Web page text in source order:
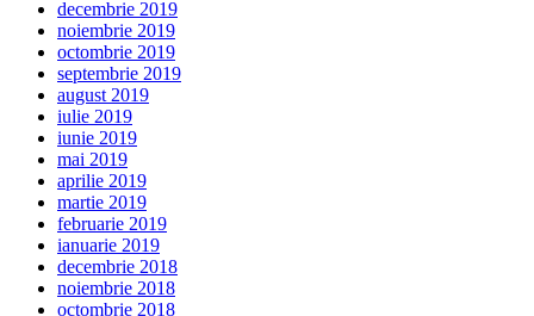
decembrie 2019
noiembrie 2019
octombrie 2019
septembrie 2019
august 2019
iulie 2019
iunie 2019
mai 2019
aprilie 2019
martie 2019
februarie 2019
ianuarie 2019
decembrie 2018
noiembrie 2018
octombrie 2018